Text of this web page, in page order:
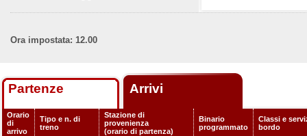
Ora impostata: 12.00
Partenze Arrivi
Orario
di
arrivo
Tipo e n. di
treno
Stazione di
provenienza
(orario di partenza)
Binario
programmato
Classi e
bordo